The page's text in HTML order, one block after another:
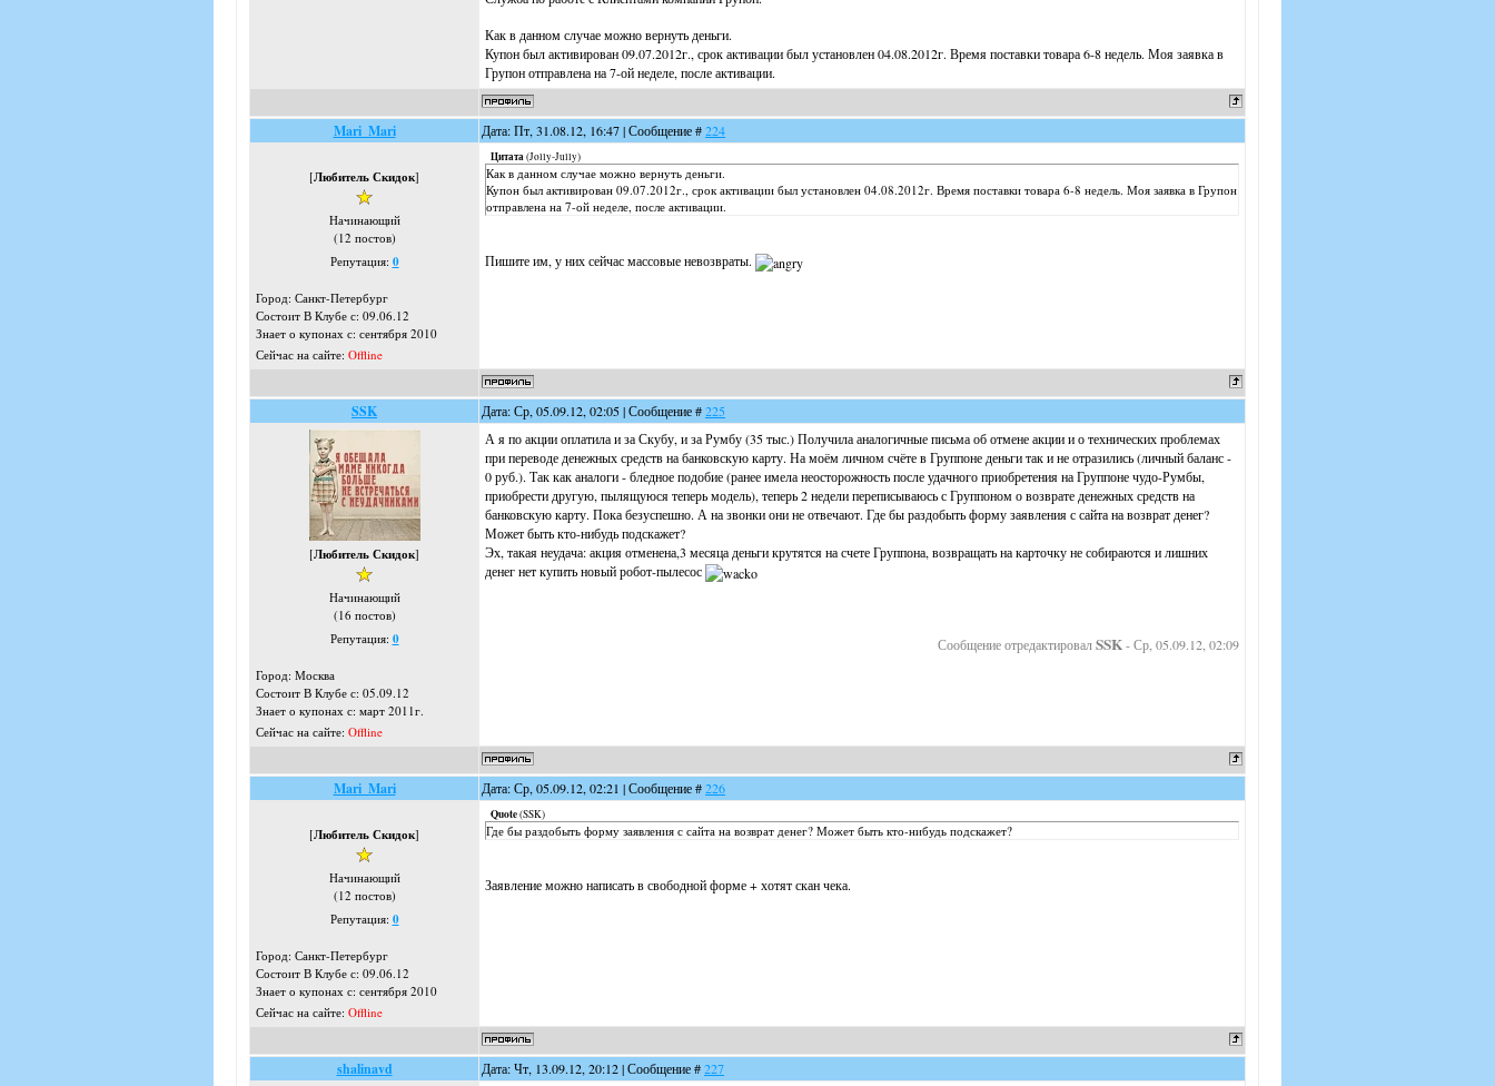
Как в данном случае можно вернуть деньги.
Купон был активирован 09.07.2012г., срок активации был установлен 04.08.2012г. Время поставки товара 6-8 недель. Моя заявка в
Групон отправлена на 7-ой неделе, после активации.
Mari_Mari Дата: Пт, 31.08.12, 16:47 | Сообщение #224
[Любитель Скидок]
Начинающий
(12 постов)
Репутация: 0
Город: Санкт-Петербург
Состоит В Клубе с: 09.06.12
Знает о купонах с: сентября 2010
Сейчас на сайте: Offline
Цитата(Jolly-Jully)
Как в данном случае можно вернуть деньги.
Купон был активирован 09.07.2012г., срок активации был установлен 04.08.2012г. Время поставки товара 6-8 недель. Моя заявка в Групон
отправлена на 7-ой неделе, после активации.
Пишите им, у них сейчас массовые невозвраты.
SSK Дата: Ср, 05.09.12, 02:05 | Сообщение #225
[Любитель Скидок]
Начинающий
(16 постов)
Репутация: 0
Город: Москва
Состоит В Клубе с: 05.09.12
Знает о купонах с: март 2011г.
Сейчас на сайте: Offline
А я по акции оплатила и за Скубу, и за Румбу (35 тыс.) Получила аналогичные письма об отмене акции и о технических проблемах
при переводе денежных средств на банковскую карту. На моём личном счёте в Группоне деньги так и не отразились (личный баланс -
0 руб.). Так как аналоги - бледное подобие (ранее имела неосторожность после удачного приобретения на Группоне чудо-Румбы,
приобрести другую, пылящуюся теперь модель), теперь 2 недели переписываюсь с Группоном о возврате денежных средств на
банковскую карту. Пока безуспешно. А на звонки они не отвечают. Где бы раздобыть форму заявления с сайта на возврат денег?
Может быть кто-нибудь подскажет?
Эх, такая неудача: акция отменена,3 месяца деньги крутятся на счете Группона, возвращать на карточку не собираются и лишних
денег нет купить новый робот-пылесос
Сообщение отредактировалSSK-Ср, 05.09.12, 02:09
Mari_Mari Дата: Ср, 05.09.12, 02:21 | Сообщение #226
[Любитель Скидок]
Начинающий
(12 постов)
Репутация: 0
Город: Санкт-Петербург
Состоит В Клубе с: 09.06.12
Знает о купонах с: сентября 2010
Сейчас на сайте: Offline
Quote(SSK)
Где бы раздобыть форму заявления с сайта на возврат денег? Может быть кто-нибудь подскажет?
Заявление можно написать в свободной форме + хотят скан чека.
shalinavd Дата: Чт, 13.09.12, 20:12 | Сообщение #227